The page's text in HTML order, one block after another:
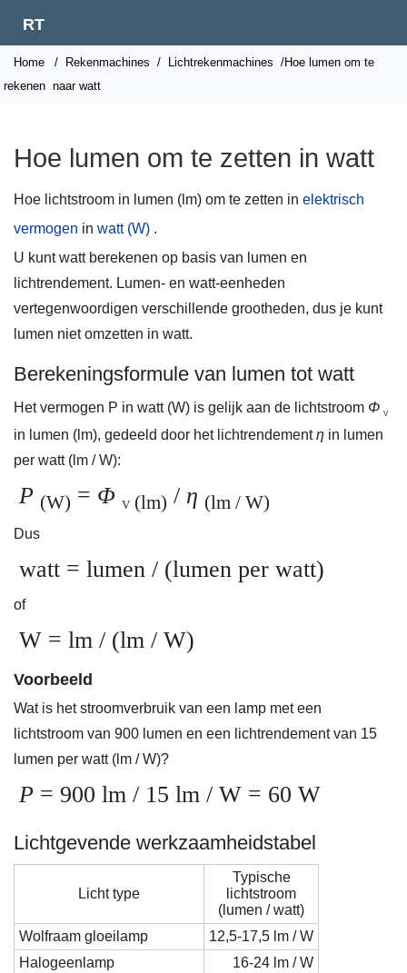
RT
Home / Rekenmachines / Lichtrekenmachines /Hoe lumen om te
rekenen naar watt
Hoe lumen om te zetten in watt
Hoe lichtstroom in lumen (lm) om te zetten in elektrisch
vermogen in watt (W) .
U kunt watt berekenen op basis van lumen en
lichtrendement. Lumen- en watt-eenheden
vertegenwoordigen verschillende grootheden, dus je kunt
lumen niet omzetten in watt.
Berekeningsformule van lumen tot watt
Het vermogen P in watt (W) is gelijk aan de lichtstroom Φ V
in lumen (lm), gedeeld door het lichtrendementη in lumen
per watt (lm / W):
P (W) = Φ V (lm) / η (lm / W)
Dus
watt = lumen / (lumen per watt)
of
W = lm / (lm / W)
Voorbeeld
Wat is het stroomverbruik van een lamp met een
lichtstroom van 900 lumen en een lichtrendement van 15
lumen per watt (lm / W)?
P = 900 lm / 15 lm / W = 60 W
Lichtgevende werkzaamheidstabel
Licht type
Typische
lichtstroom
(lumen / watt)
Wolfraam gloeilamp
12,5-17,5 lm / W
Halogeenlamp
16-24 lm / W